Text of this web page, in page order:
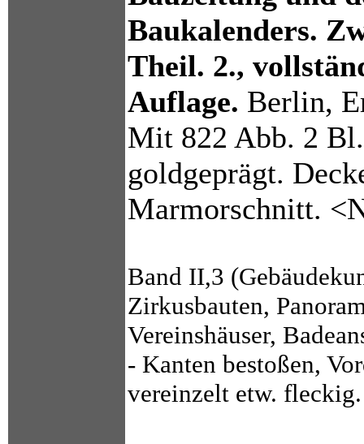
Baukalenders.
Theil. 2.,
Auflage. Berlin,
Mit 822 Abb. 2
goldgeprägt.
Marmorschnitt.
Band II,3
Zirkusbauten,
Vereinshäuser,
- Kanten bestoßen,
vereinzelt etw. fleckig.